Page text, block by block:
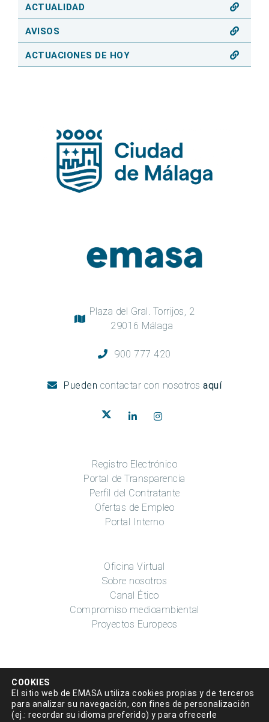
ACTUALIDAD
AVISOS
ACTUACIONES DE HOY
Plaza del Gral. Torrijos, 2
29016 Málaga
900 777 420
Pueden contactar con nosotros aquí
Registro Electrónico
Portal de Transparencia
Perfil del Contratante
Ofertas de Empleo
Portal Interno
Oficina Virtual
Sobre nosotros
Canal Ético
Compromiso medioambiental
Proyectos Europeos
COOKIES
El sitio web de EMASA utiliza cookies propias y de terceros
para analizar su navegación, con fines de personalización
(ej.: recordar su idioma preferido) y para ofrecerle